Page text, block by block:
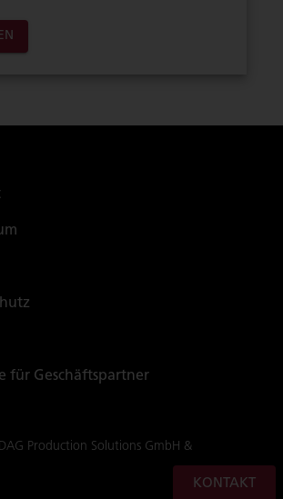
für Geschäftspartner
Production Solutions GmbH &
KONTAKT